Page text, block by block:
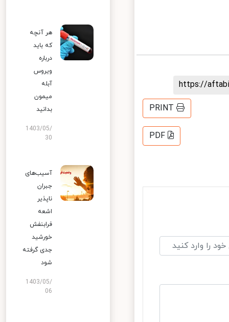
https://
PRINT
PDF
هر آنچه
که باید
درباره
ویروس
آبله
میمون
بدانید
1403/05/
30
آسیب‌های
جبران
ناپذیر
اشعه
فرابنفش
خورشید
جدی گرفته
شود
1403/05/
06